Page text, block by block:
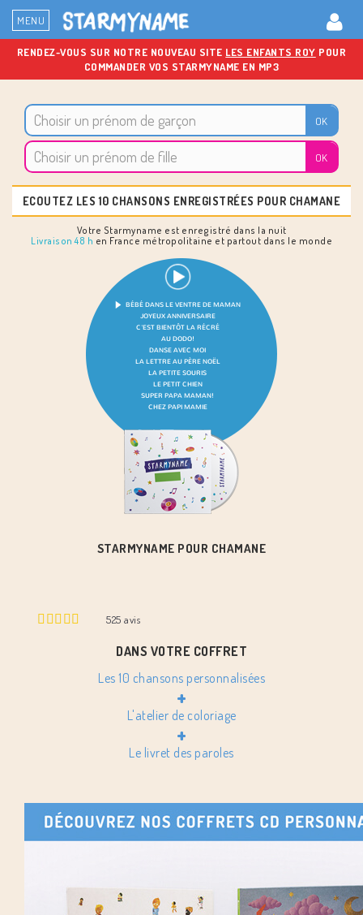
MENU
RENDEZ-VOUS SUR NOTRE NOUVEAU SITE LES ENFANTS ROY POUR
COMMANDER VOS STARMYNAME EN MP3
ECOUTEZ LES 10 CHANSONS ENREGISTRÉES POUR CHAMANE
Votre Starmyname est enregistré dans la nuit
Livraison 48 h en France métropolitaine et partout dans le monde
STARMYNAME POUR CHAMANE
525avis
DANS VOTRE COFFRET
Les 10 chansons personnalisées
+
L'atelier de coloriage
+
Le livret des paroles